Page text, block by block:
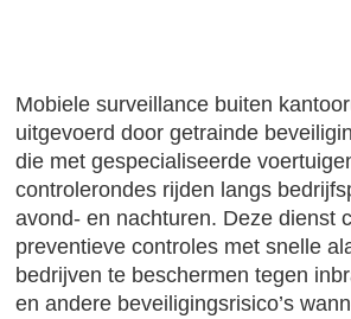
Mobiele surveillance buiten
uitgevoerd door getrainde
die met gespecialiseerde
controlerondes rijden langs
avond- en nachturen. Deze dienst
preventieve controles met snelle
bedrijven te beschermen tegen
en andere beveiligingsrisico’s